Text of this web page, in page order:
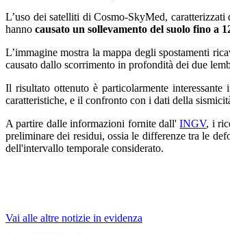
L’uso dei satelliti di Cosmo-SkyMed,
hanno causato un sollevamento del suolo fino a
L’immagine mostra la mappa degli spostamenti
causato dallo scorrimento in profondità dei due
Il risultato ottenuto è particolarmente
caratteristiche, e il confronto con i dati della
A partire dalle informazioni fornite dall'INGV, i
preliminare dei residui, ossia le differenze tra le
dell'intervallo temporale considerato.
Vai alle altre notizie in evidenza